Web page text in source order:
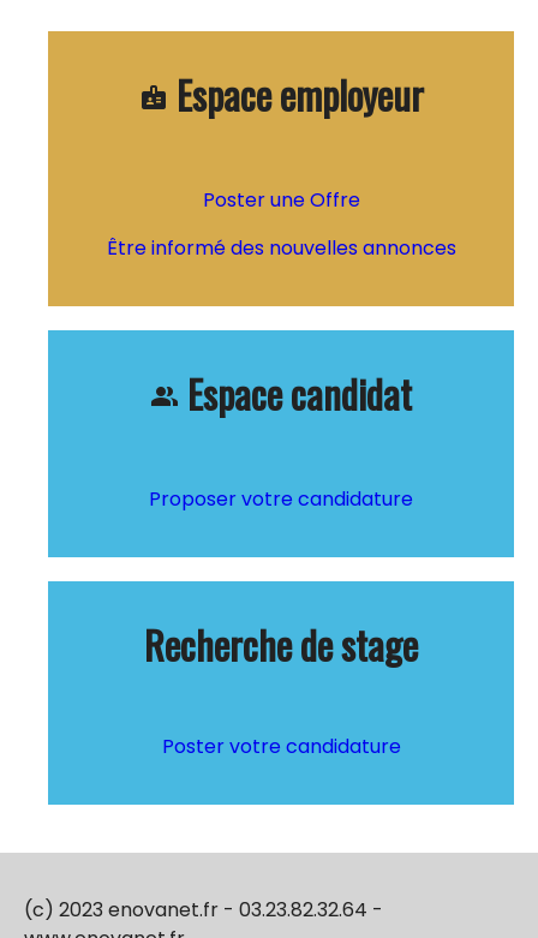
badge Espace employeur
Poster une Offre
Être informé des nouvelles annonces
people_alt Espace candidat
Proposer votre candidature
Recherche de stage
Poster votre candidature
(c) 2023 enovanet.fr - 03.23.82.32.64 -